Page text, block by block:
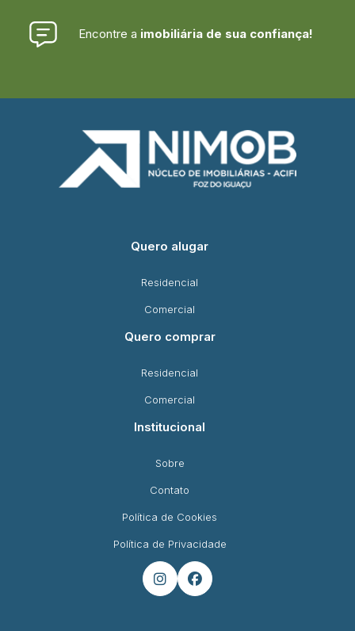
Encontre a imobiliária de sua confiança!
Quero alugar
Residencial
Comercial
Quero comprar
Residencial
Comercial
Institucional
Sobre
Contato
Política de Cookies
Política de Privacidade
 